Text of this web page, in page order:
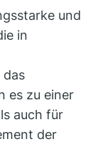
und
in
es zu einer
auch für
der